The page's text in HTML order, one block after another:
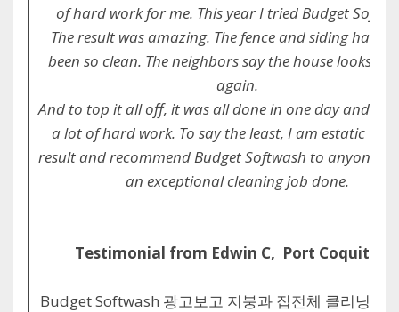
of hard work for me. This year I tried Budget
The result was amazing. The fence and siding have
been so clean. The neighbors say the house looks
again.
And to top it all off, it was all done in one day and
a lot of hard work. To say the least, I am estatic
result and recommend Budget Softwash to anyone
an exceptional cleaning job done.
Testimonial from Edwin C, Port Coquitlam
Budget Softwash 광고보고 지붕과 집전체 클리닝을